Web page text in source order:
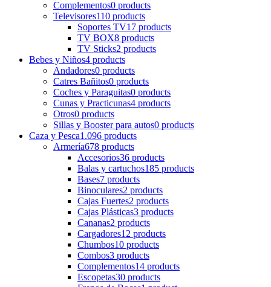
Complementos0 products
Televisores110 products
Soportes TV17 products
TV BOX8 products
TV Sticks2 products
Bebes y Niños4 products
Andadores0 products
Catres Bañitos0 products
Coches y Paraguitas0 products
Cunas y Practicunas4 products
Otros0 products
Sillas y Booster para autos0 products
Caza y Pesca1.096 products
Armería678 products
Accesorios36 products
Balas y cartuchos185 products
Bases7 products
Binoculares2 products
Cajas Fuertes2 products
Cajas Plásticas3 products
Cananas2 products
Cargadores12 products
Chumbos10 products
Combos3 products
Complementos14 products
Escopetas30 products